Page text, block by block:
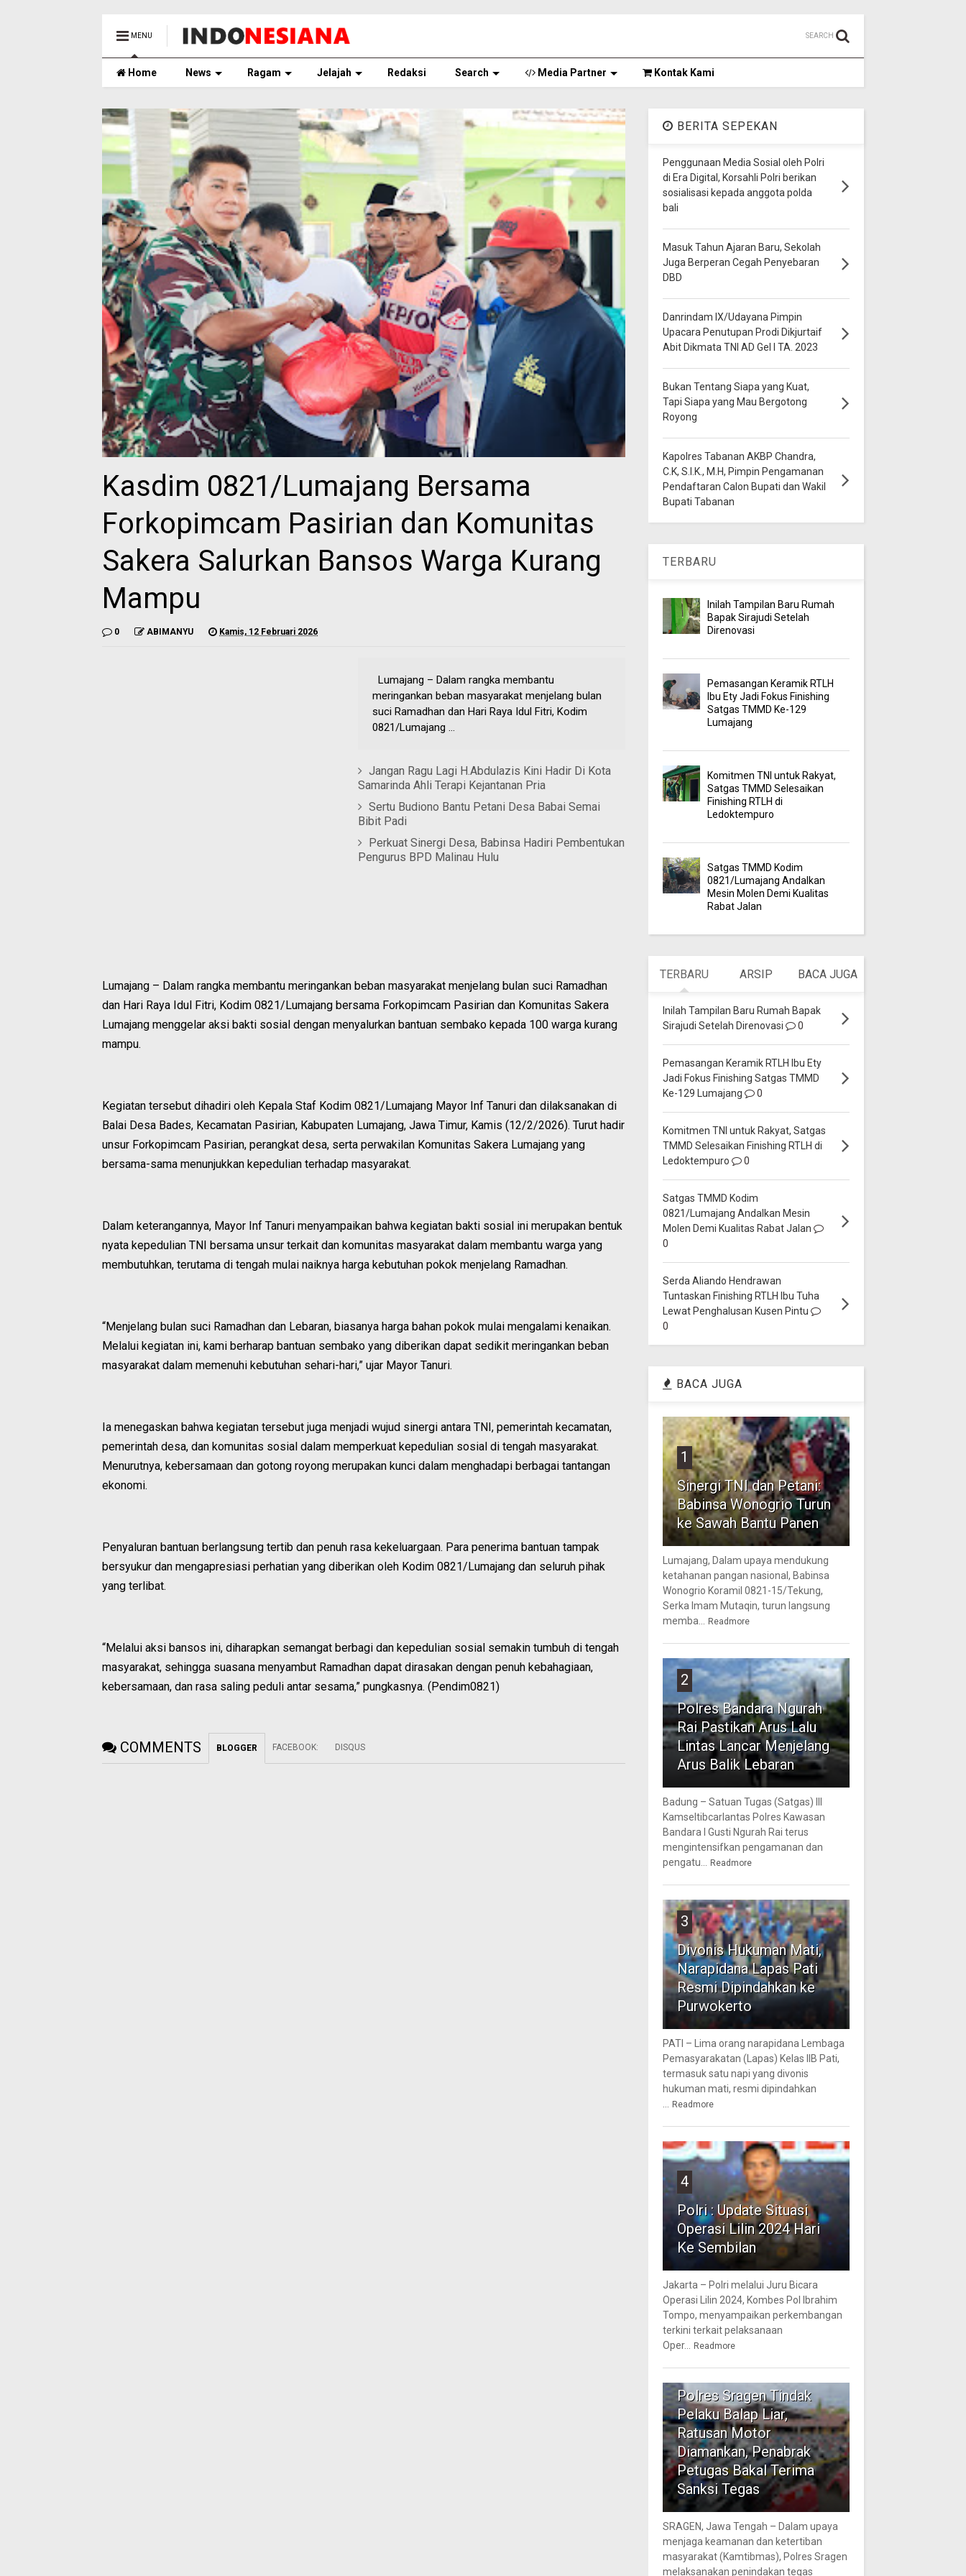
MENU SEARCH
Home News Ragam Jelajah Redaksi Search Media Partner Kontak Kami
Kasdim 0821/Lumajang Bersama
Forkopimcam Pasirian dan Komunitas
Sakera Salurkan Bansos Warga Kurang
Mampu
0 ABIMANYU Kamis, 12 Februari 2026
Lumajang – Dalam rangka membantu
meringankan beban masyarakat menjelang bulan
suci Ramadhan dan Hari Raya Idul Fitri, Kodim
0821/Lumajang ...
Jangan Ragu Lagi H.Abdulazis Kini Hadir Di Kota
Samarinda Ahli Terapi Kejantanan Pria
Sertu Budiono Bantu Petani Desa Babai Semai
Bibit Padi
Perkuat Sinergi Desa, Babinsa Hadiri Pembentukan
Pengurus BPD Malinau Hulu
Lumajang – Dalam rangka membantu meringankan beban masyarakat menjelang bulan suci Ramadhan
dan Hari Raya Idul Fitri, Kodim 0821/Lumajang bersama Forkopimcam Pasirian dan Komunitas Sakera
Lumajang menggelar aksi bakti sosial dengan menyalurkan bantuan sembako kepada 100 warga kurang
mampu.
Kegiatan tersebut dihadiri oleh Kepala Staf Kodim 0821/Lumajang Mayor Inf Tanuri dan dilaksanakan di
Balai Desa Bades, Kecamatan Pasirian, Kabupaten Lumajang, Jawa Timur, Kamis (12/2/2026). Turut hadir
unsur Forkopimcam Pasirian, perangkat desa, serta perwakilan Komunitas Sakera Lumajang yang
bersama-sama menunjukkan kepedulian terhadap masyarakat.
Dalam keterangannya, Mayor Inf Tanuri menyampaikan bahwa kegiatan bakti sosial ini merupakan bentuk
nyata kepedulian TNI bersama unsur terkait dan komunitas masyarakat dalam membantu warga yang
membutuhkan, terutama di tengah mulai naiknya harga kebutuhan pokok menjelang Ramadhan.
“Menjelang bulan suci Ramadhan dan Lebaran, biasanya harga bahan pokok mulai mengalami kenaikan.
Melalui kegiatan ini, kami berharap bantuan sembako yang diberikan dapat sedikit meringankan beban
masyarakat dalam memenuhi kebutuhan sehari-hari,” ujar Mayor Tanuri.
Ia menegaskan bahwa kegiatan tersebut juga menjadi wujud sinergi antara TNI, pemerintah kecamatan,
pemerintah desa, dan komunitas sosial dalam memperkuat kepedulian sosial di tengah masyarakat.
Menurutnya, kebersamaan dan gotong royong merupakan kunci dalam menghadapi berbagai tantangan
ekonomi.
Penyaluran bantuan berlangsung tertib dan penuh rasa kekeluargaan. Para penerima bantuan tampak
bersyukur dan mengapresiasi perhatian yang diberikan oleh Kodim 0821/Lumajang dan seluruh pihak
yang terlibat.
“Melalui aksi bansos ini, diharapkan semangat berbagi dan kepedulian sosial semakin tumbuh di tengah
masyarakat, sehingga suasana menyambut Ramadhan dapat dirasakan dengan penuh kebahagiaan,
kebersamaan, dan rasa saling peduli antar sesama,” pungkasnya. (Pendim0821)
COMMENTS BLOGGER FACEBOOK: DISQUS
BERITA SEPEKAN
Penggunaan Media Sosial oleh Polri
di Era Digital, Korsahli Polri berikan
sosialisasi kepada anggota polda
bali
Masuk Tahun Ajaran Baru, Sekolah
Juga Berperan Cegah Penyebaran
DBD
Danrindam IX/Udayana Pimpin
Upacara Penutupan Prodi Dikjurtaif
Abit Dikmata TNI AD Gel I TA. 2023
Bukan Tentang Siapa yang Kuat,
Tapi Siapa yang Mau Bergotong
Royong
Kapolres Tabanan AKBP Chandra,
C.K, S.I.K., M.H, Pimpin Pengamanan
Pendaftaran Calon Bupati dan Wakil
Bupati Tabanan
TERBARU
Inilah Tampilan Baru Rumah
Bapak Sirajudi Setelah
Direnovasi
Pemasangan Keramik RTLH
Ibu Ety Jadi Fokus Finishing
Satgas TMMD Ke-129
Lumajang
Komitmen TNI untuk Rakyat,
Satgas TMMD Selesaikan
Finishing RTLH di
Ledoktempuro
Satgas TMMD Kodim
0821/Lumajang Andalkan
Mesin Molen Demi Kualitas
Rabat Jalan
TERBARU ARSIP BACA JUGA
Inilah Tampilan Baru Rumah Bapak
Sirajudi Setelah Direnovasi
0
Pemasangan Keramik RTLH Ibu Ety
Jadi Fokus Finishing Satgas TMMD
Ke-129 Lumajang
0
Komitmen TNI untuk Rakyat, Satgas
TMMD Selesaikan Finishing RTLH di
Ledoktempuro
0
Satgas TMMD Kodim
0821/Lumajang Andalkan Mesin
Molen Demi Kualitas Rabat Jalan
0
Serda Aliando Hendrawan
Tuntaskan Finishing RTLH Ibu Tuha
Lewat Penghalusan Kusen Pintu
0
BACA JUGA
1
Sinergi TNI dan Petani:
Babinsa Wonogrio Turun
ke Sawah Bantu Panen
Lumajang, Dalam upaya mendukung
ketahanan pangan nasional, Babinsa
Wonogrio Koramil 0821-15/Tekung,
Serka Imam Mutaqin, turun langsung
memba... Readmore
2
Polres Bandara Ngurah
Rai Pastikan Arus Lalu
Lintas Lancar Menjelang
Arus Balik Lebaran
Badung – Satuan Tugas (Satgas) III
Kamseltibcarlantas Polres Kawasan
Bandara I Gusti Ngurah Rai terus
mengintensifkan pengamanan dan
pengatu... Readmore
3
Divonis Hukuman Mati,
Narapidana Lapas Pati
Resmi Dipindahkan ke
Purwokerto
PATI – Lima orang narapidana Lembaga
Pemasyarakatan (Lapas) Kelas IIB Pati,
termasuk satu napi yang divonis
hukuman mati, resmi dipindahkan
... Readmore
4
Polri : Update Situasi
Operasi Lilin 2024 Hari
Ke Sembilan
Jakarta – Polri melalui Juru Bicara
Operasi Lilin 2024, Kombes Pol Ibrahim
Tompo, menyampaikan perkembangan
terkini terkait pelaksanaan
Oper... Readmore
5
Polres Sragen Tindak
Pelaku Balap Liar,
Ratusan Motor
Diamankan, Penabrak
Petugas Bakal Terima
Sanksi Tegas
SRAGEN, Jawa Tengah – Dalam upaya
menjaga keamanan dan ketertiban
masyarakat (Kamtibmas), Polres Sragen
melaksanakan penindakan tegas